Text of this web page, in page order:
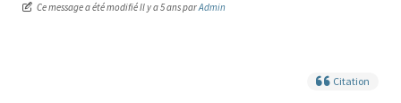
Ce message a été modifié Il y a 5 ans parAdmin
Citation